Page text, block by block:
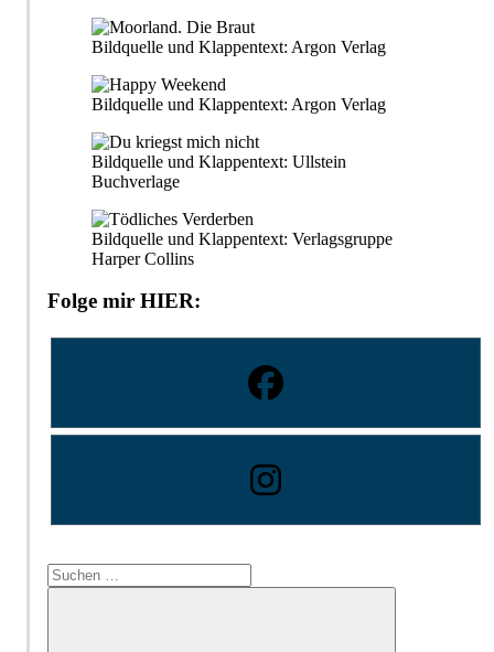
Bildquelle und Klappentext: Argon Verlag
Bildquelle und Klappentext: Argon Verlag
Bildquelle und Klappentext: Ullstein
Buchverlage
Bildquelle und Klappentext: Verlagsgruppe
Harper Collins
Folge mir HIER:
Suchen
nach: